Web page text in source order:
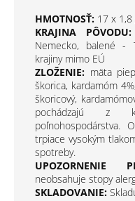
HMOTNOSŤ: 17 x 1,8
KRAJINA PÔVODU:
Nemecko, balené -
krajiny mimo EÚ
ZLOŽENIE: mäta
škorica, kardamóm
škoricový,
pochádzajú z
poľnohospodárstva.
trpiace vysokým
spotreby.
UPOZORNENIE
neobsahuje stopy
SKLADOVANIE: